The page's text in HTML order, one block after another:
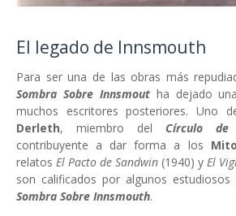
El legado de Innsmouth
Para ser una de las obras más
Sombra Sobre Innsmoutha dejado
muchos escritores posteriores. Uno
Derleth, miembro del Círculo de
contribuyente a dar forma a los
relatos El Pacto de Sandwin (1940) y El
son calificados por algunos
Sombra Sobre Innsmouth.